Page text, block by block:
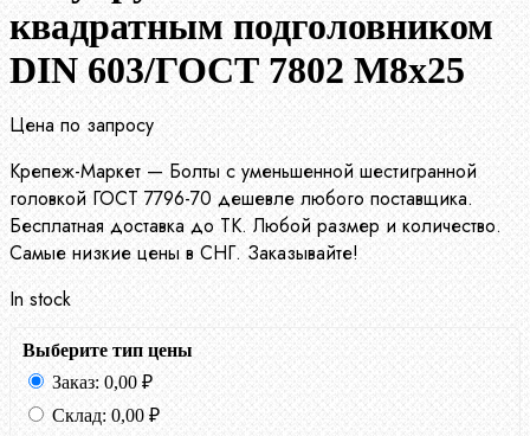
квадратным подголовником
DIN 603/ГОСТ 7802 М8х25
Цена по запросу
Крепеж-Маркет — Болты с уменьшенной шестигранной
головкой ГОСТ 7796-70 дешевле любого поставщика.
Бесплатная доставка до ТК. Любой размер и количество.
Самые низкие цены в СНГ. Заказывайте!
In stock
Выберите тип цены
Заказ: 0,00 ₽
Склад: 0,00 ₽